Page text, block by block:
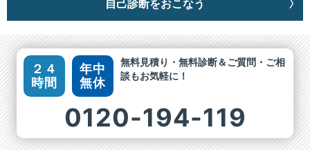
自己診断をおこなう
２４
時間
年中
無休
無料見積り・無料診断＆ご質問・ご相
談もお気軽に！
0120-194-119